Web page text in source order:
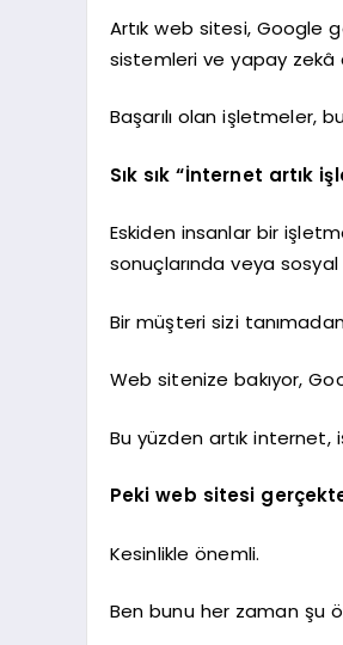
Artık web sitesi, Google
sistemleri ve yapay zekâ
Başarılı olan işletmeler,
Sık sık “İnternet artık
Eskiden insanlar bir
sonuçlarında veya
Bir müşteri sizi
Web sitenize bakıyor,
Bu yüzden artık
Peki web sitesi
Kesinlikle önemli.
Ben bunu her zaman şu